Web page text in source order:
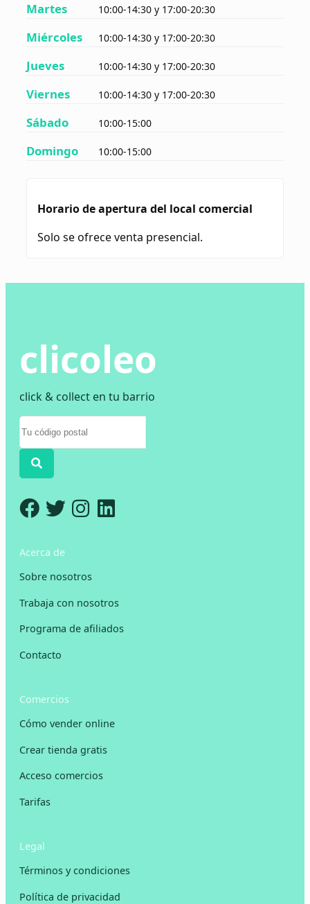
Martes 10:00-14:30 y 17:00-20:30
Miércoles 10:00-14:30 y 17:00-20:30
Jueves 10:00-14:30 y 17:00-20:30
Viernes 10:00-14:30 y 17:00-20:30
Sábado 10:00-15:00
Domingo 10:00-15:00
Horario de apertura del local comercial
Solo se ofrece venta presencial.
clicoleo
click & collect en tu barrio
Acerca de
Sobre nosotros
Trabaja con nosotros
Programa de afiliados
Contacto
Comercios
Cómo vender online
Crear tienda gratis
Acceso comercios
Tarifas
Legal
Términos y condiciones
Política de privacidad